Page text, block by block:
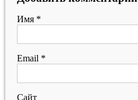
Имя *
Email *
Сайт